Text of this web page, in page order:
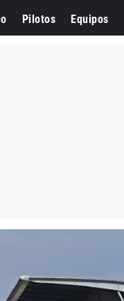
Pilotos Equipos